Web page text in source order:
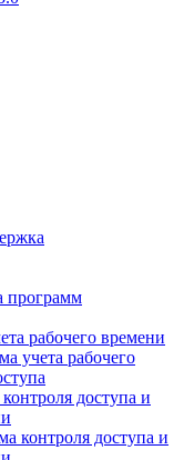
программ
рабочего времени
учета рабочего
доступа и
контроля доступа и